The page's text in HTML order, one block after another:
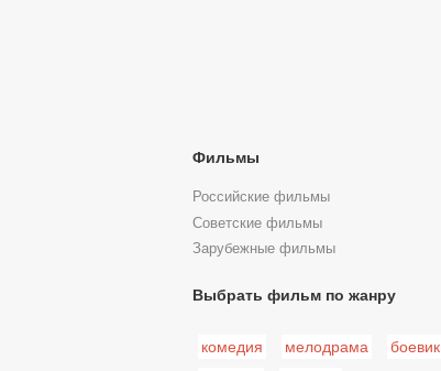
Фильмы
Российские фильмы
Советские фильмы
Зарубежные фильмы
Выбрать фильм по жанру
комедия мелодрама боевик